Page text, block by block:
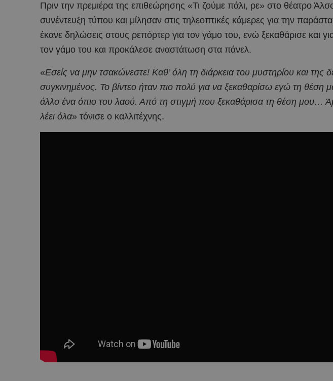
Πριν την πρεμιέρα της επιθεώρησης «Τι ζούμε πάλι, ρε» στο θέατρο
συνέντευξη τύπου και μίλησαν στις τηλεοπτικές κάμερες για την
έκανε δηλώσεις στους ρεπόρτερ για τον γάμο του, ενώ ξεκαθάρισε και
τον γάμο του και προκάλεσε αναστάτωση στα πάνελ.
«Εσείς να μην τσακώνεστε! Καθ’ όλη τη διάρκεια του μυστηρίου και της
συγκινημένος. Το βίντεο ήταν πιο πολύ για να ξεκαθαρίσω εγώ τη θέση
άλλο ένα όπιο του λαού. Από τη στιγμή που ξεκαθάρισα τη θέση μου…
λέει όλα» τόνισε ο καλλιτέχνης.